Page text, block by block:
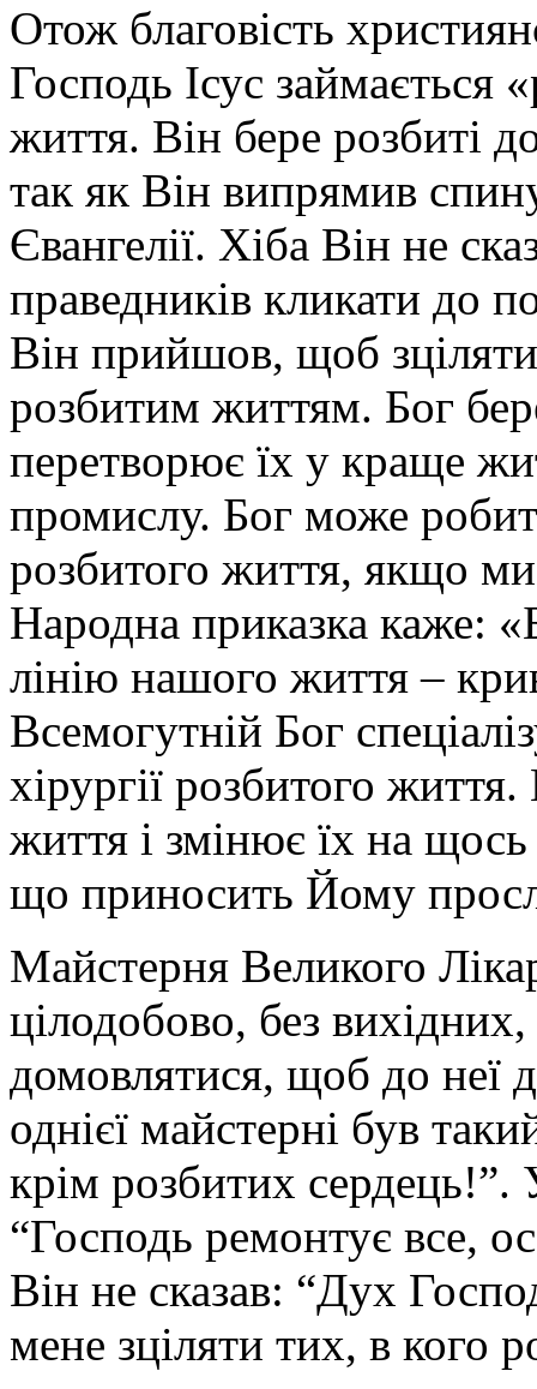
Отож благовість
Господь Ісус займається
життя. Він бере розбиті
так як Він випрямив
Євангелії. Хіба Він не
праведників кликати до
Він прийшов, щоб
розбитим життям. Бог
перетворює їх у краще
промислу. Бог може
розбитого життя, якщо
Народна приказка каже:
лінію нашого життя –
Всемогутній Бог
хірургії розбитого
життя і змінює їх на щось
що приносить Йому
Майстерня Великого
цілодобово, без
домовлятися, щоб до неї
однієї майстерні був
крім розбитих сердець!”.
“Господь ремонтує все,
Він не сказав: “Дух
мене зціляти тих, в кого